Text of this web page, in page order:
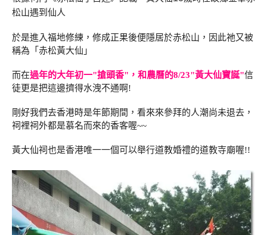
松山遇到仙人
於是進入福地修練，修成正果後便隱居於赤松山，因此祂又被
稱為「赤松黃大仙」
而在過年的大年初一"搶頭香"，和農曆的8/23"黃大仙寶誕"信
徒更是把這邊擠得水洩不通啊!
剛好我們去香港時是年節期間，看來來參拜的人潮尚未退去，
祠裡祠外都是慕名而來的香客喔~~
黃大仙祠也是香港唯一一個可以舉行道教婚禮的道教寺廟喔!!